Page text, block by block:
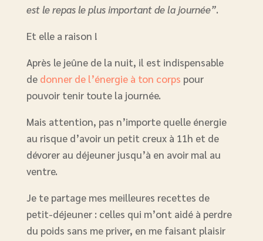
est le repas le plus important de la journée”.
Et elle a raison !
Après le jeûne de la nuit, il est indispensable
de donner de l’énergie à ton corps pour
pouvoir tenir toute la journée.
Mais attention, pas n’importe quelle énergie
au risque d’avoir un petit creux à 11h et de
dévorer au déjeuner jusqu’à en avoir mal au
ventre.
Je te partage mes meilleures recettes de
petit-déjeuner : celles qui m’ont aidé à perdre
du poids sans me priver, en me faisant plaisir